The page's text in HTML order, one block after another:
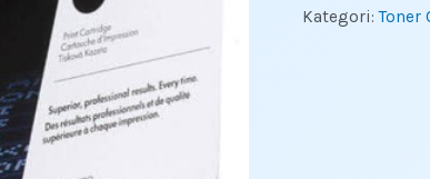
Kategori:Toner